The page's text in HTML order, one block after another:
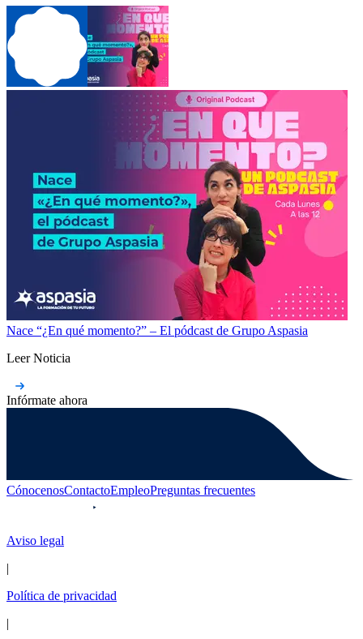
Nace “¿En qué momento?” – El pódcast de Grupo Aspasia
Leer Noticia
Infórmate ahora
CónocenosContactoEmpleoPreguntas frecuentes
Aviso legal
|
Política de privacidad
|